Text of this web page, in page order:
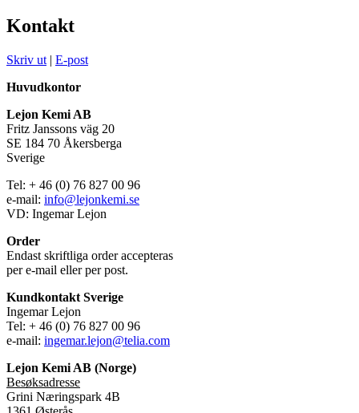
Kontakt
Skriv ut | E-post
Huvudkontor
Lejon Kemi AB
Fritz Janssons väg 20
SE 184 70 Åkersberga
Sverige
Tel: + 46 (0) 76 827 00 96
e-mail: info@lejonkemi.se
VD: Ingemar Lejon
Order
Endast skriftliga order accepteras
per e-mail eller per post.
Kundkontakt Sverige
Ingemar Lejon
Tel: + 46 (0) 76 827 00 96
e-mail: ingemar.lejon@telia.com
Lejon Kemi AB (Norge)
Besøksadresse
Grini Næringspark 4B